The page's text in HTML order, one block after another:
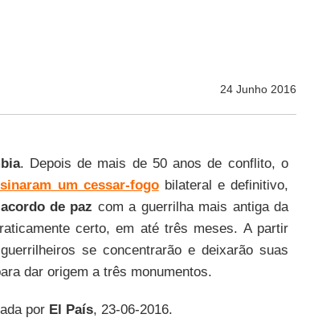
24 Junho 2016
. Depois de mais de 50 anos de conflito, o
um cessar-fogobilateral e definitivo,
acordo de paz com a guerrilha mais antiga da
certo, em até três meses. A partir
se concentrarão e deixarão suas
dar origem a três monumentos.
por El País, 23-06-2016.